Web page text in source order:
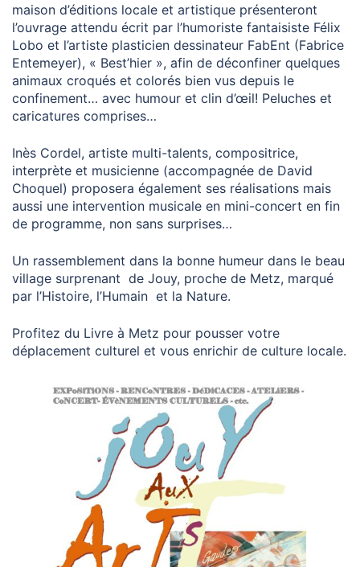
maison d’éditions locale et artistique présenteront
l’ouvrage attendu écrit par l’humoriste fantaisiste Félix
Lobo et l’artiste plasticien dessinateur FabEnt (Fabrice
Entemeyer), « Best’hier », afin de déconfiner quelques
animaux croqués et colorés bien vus depuis le
confinement… avec humour et clin d’œil! Peluches et
caricatures comprises…
Inès Cordel, artiste multi-talents, compositrice,
interprète et musicienne (accompagnée de David
Choquel) proposera également ses réalisations mais
aussi une intervention musicale en mini-concert en fin
de programme, non sans surprises…
Un rassemblement dans la bonne humeur dans le beau
village surprenant de Jouy, proche de Metz, marqué
par l’Histoire, l’Humain et la Nature.
Profitez du Livre à Metz pour pousser votre
déplacement culturel et vous enrichir de culture locale.